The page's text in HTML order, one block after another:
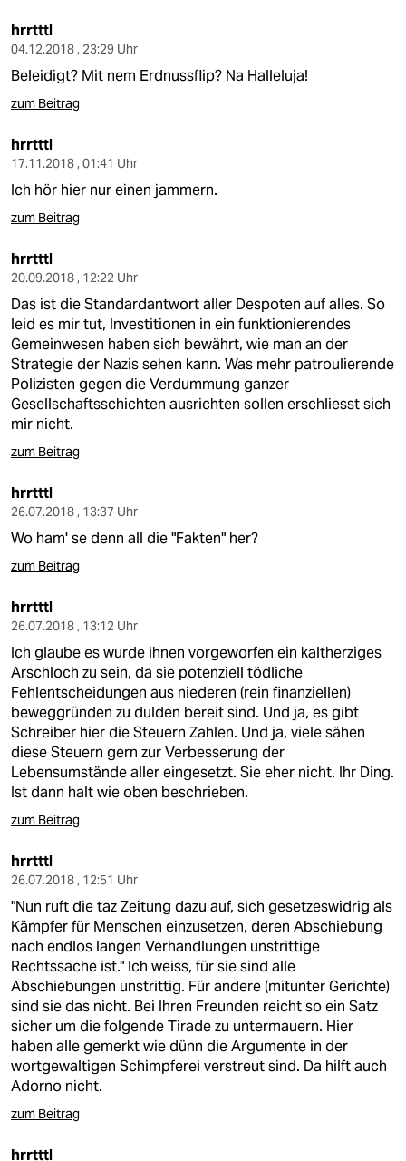
hrrtttl
04.12.2018 , 23:29 Uhr
Beleidigt? Mit nem Erdnussflip? Na Halleluja!
zum Beitrag
hrrtttl
17.11.2018 , 01:41 Uhr
Ich hör hier nur einen jammern.
zum Beitrag
hrrtttl
20.09.2018 , 12:22 Uhr
Das ist die Standardantwort aller Despoten auf alles. So
leid es mir tut, Investitionen in ein funktionierendes
Gemeinwesen haben sich bewährt, wie man an der
Strategie der Nazis sehen kann. Was mehr patroulierende
Polizisten gegen die Verdummung ganzer
Gesellschaftsschichten ausrichten sollen erschliesst sich
mir nicht.
zum Beitrag
hrrtttl
26.07.2018 , 13:37 Uhr
Wo ham' se denn all die "Fakten" her?
zum Beitrag
hrrtttl
26.07.2018 , 13:12 Uhr
Ich glaube es wurde ihnen vorgeworfen ein kaltherziges
Arschloch zu sein, da sie potenziell tödliche
Fehlentscheidungen aus niederen (rein finanziellen)
beweggründen zu dulden bereit sind. Und ja, es gibt
Schreiber hier die Steuern Zahlen. Und ja, viele sähen
diese Steuern gern zur Verbesserung der
Lebensumstände aller eingesetzt. Sie eher nicht. Ihr Ding.
Ist dann halt wie oben beschrieben.
zum Beitrag
hrrtttl
26.07.2018 , 12:51 Uhr
"Nun ruft die taz Zeitung dazu auf, sich gesetzeswidrig als
Kämpfer für Menschen einzusetzen, deren Abschiebung
nach endlos langen Verhandlungen unstrittige
Rechtssache ist." Ich weiss, für sie sind alle
Abschiebungen unstrittig. Für andere (mitunter Gerichte)
sind sie das nicht. Bei Ihren Freunden reicht so ein Satz
sicher um die folgende Tirade zu untermauern. Hier
haben alle gemerkt wie dünn die Argumente in der
wortgewaltigen Schimpferei verstreut sind. Da hilft auch
Adorno nicht.
zum Beitrag
hrrtttl